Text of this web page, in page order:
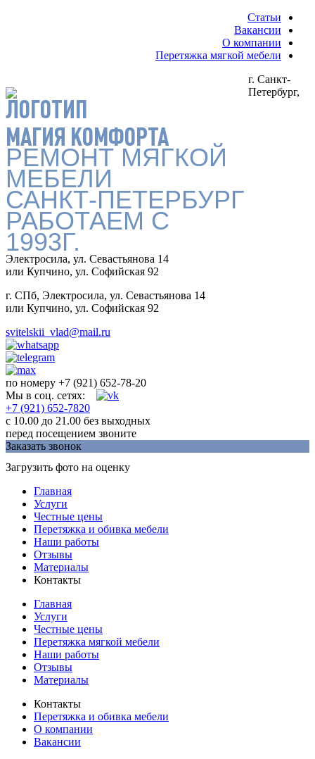
Статьи
Вакансии
О компании
Перетяжка мягкой мебели
МАГИЯ КОМФОРТА
РЕМОНТ МЯГКОЙ
МЕБЕЛИ
САНКТ-ПЕТЕРБУРГ
РАБОТАЕМ С
1993Г.
г. Санкт-
Петербург,
Электросила, ул. Севастьянова 14
или Купчино, ул. Софийская 92
г. СПб, Электросила, ул. Севастьянова 14
или Купчино, ул. Софийская 92
svitelskii_vlad@mail.ru
по номеру +7 (921) 652-78-20
Мы в соц. сетях:
+7 (921) 652-7820
c 10.00 до 21.00 без выходных
перед посещением звоните
Заказать звонок
Загрузить фото на оценку
Главная
Услуги
Честные цены
Перетяжка и обивка мебели
Наши работы
Отзывы
Материалы
Контакты
Главная
Услуги
Честные цены
Перетяжка мягкой мебели
Наши работы
Отзывы
Материалы
Контакты
Перетяжка и обивка мебели
О компании
Вакансии